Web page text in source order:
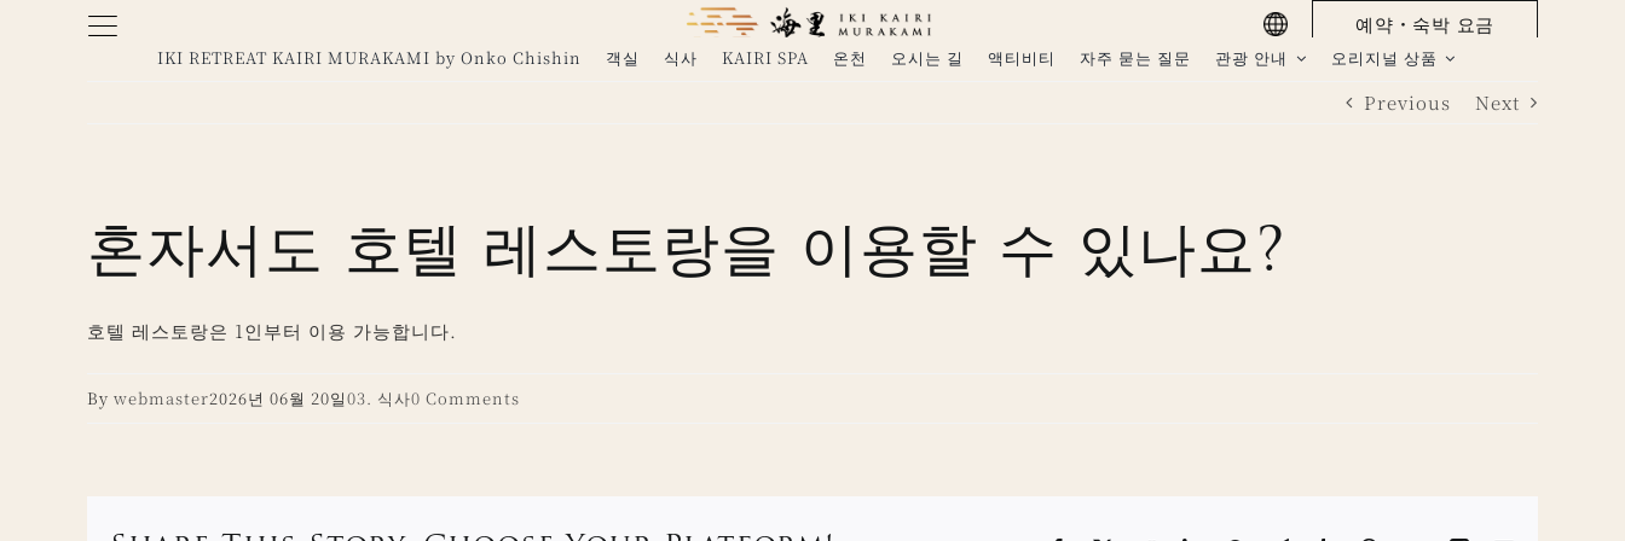
예약・숙박 요금
IKI RETREAT KAIRI MURAKAMI by Onko Chishin 객실 식사 KAIRI SPA 온천 오시는 길 액티비티 자주 묻는 질문 관광 안내 오리지널 상품
Previous Next
혼자서도 호텔 레스토랑을 이용할 수 있나요?
호텔 레스토랑은 1인부터 이용 가능합니다.
By webmaster2026년 06월 20일03. 식사0 Comments